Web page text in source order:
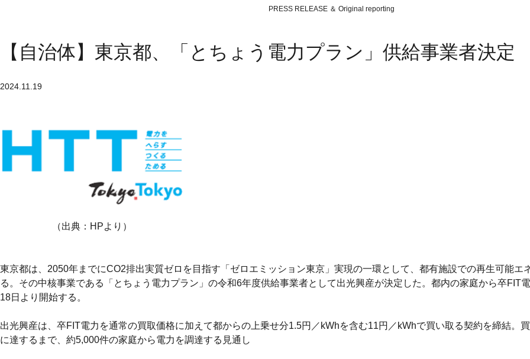
PRESS RELEASE ＆ Original reporting
【自治体】東京都、「とちょう電力プラン」供給事業者決定
2024.11.19
（出典：HPより）
東京都は、2050年までにCO2排出実質ゼロを目指す「ゼロエミッション東京」実現の一環として、都有施設での再生可能エ
る。その中核事業である「とちょう電力プラン」の令和6年度供給事業者として出光興産が決定した。都内の家庭から卒FIT
18日より開始する。
出光興産は、卒FIT電力を通常の買取価格に加えて都からの上乗せ分1.5円／kWhを含む11円／kWhで買い取る契約を締結。
に達するまで、約5,000件の家庭から電力を調達する見通し